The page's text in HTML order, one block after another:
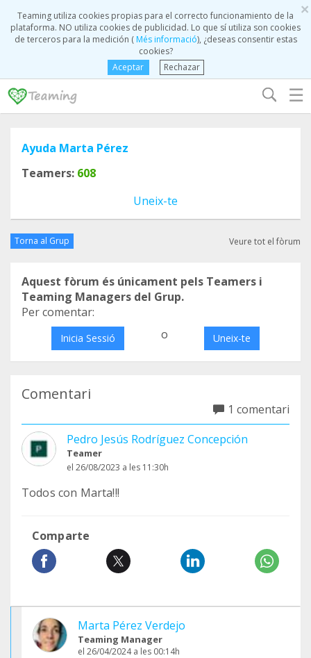
×
Teaming utiliza cookies propias para el correcto funcionamiento de la
plataforma. NO utiliza cookies de publicidad. Lo que sí utiliza son cookies
de terceros para la medición (Més informació), ¿deseas consentir estas
cookies?
Aceptar
Rechazar
☰
Ayuda Marta Pérez
Teamers: 608
Uneix-te
Torna al Grup Veure tot el fòrum
Aquest fòrum és únicament pels Teamers i
Teaming Managers del Grup.
Per comentar:
Inicia Sessió o Uneix-te
Comentari
1 comentari
Pedro Jesús Rodríguez Concepción
Teamer
el 26/08/2023 a les 11:30h
Todos con Marta!!!
Comparte
Marta Pérez Verdejo
Teaming Manager
el 26/04/2024 a les 00:14h